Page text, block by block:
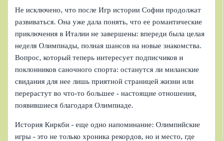
Не исключено, что после Игр истории Софии продолжат
развиваться. Она уже дала понять, что ее романтические
приключения в Италии не завершены: впереди была целая
неделя Олимпиады, полная шансов на новые знакомства.
Вопрос, который теперь интересует подписчиков и
поклонников саночного спорта: останутся ли миланские
свидания для нее лишь приятной страницей жизни или
перерастут во что-то большее - настоящие отношения,
появившиеся благодаря Олимпиаде.
История Киркби - еще одно напоминание: Олимпийские
игры - это не только хроника рекордов, но и место, где